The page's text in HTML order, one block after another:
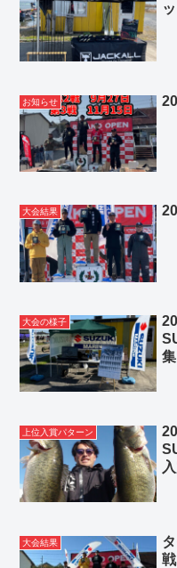
お知らせ
大会結果
大会の様子
集
上位入賞パターン
大会結果